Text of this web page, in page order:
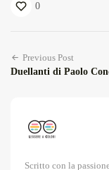
0
Previous Post
Duellanti di Paolo
Scritto con la